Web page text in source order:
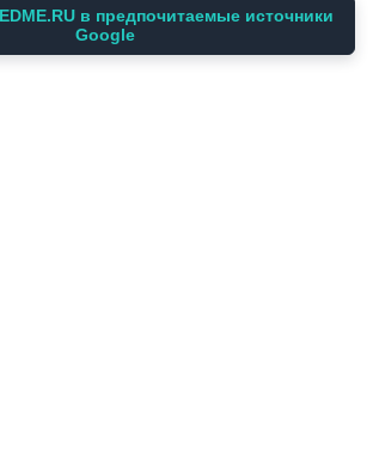
в предпочитаемые источники
Google